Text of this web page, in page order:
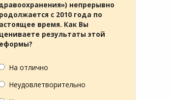
непрерывно
с 2010 года по
время. Как Вы
результаты этой
На отлично
Неудовлетворительно